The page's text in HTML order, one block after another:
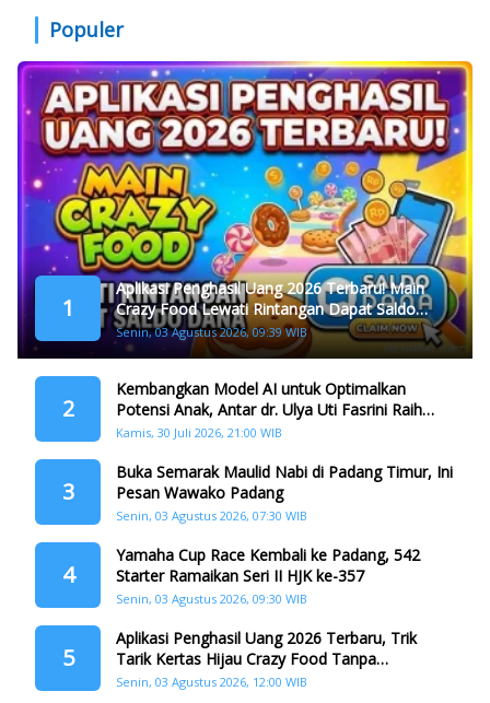
Populer
1
Aplikasi Penghasil Uang 2026 Terbaru! Main
Crazy Food Lewati Rintangan Dapat Saldo
Dana
Senin, 03 Agustus 2026, 09:39 WIB
2
Kembangkan Model AI untuk Optimalkan
Potensi Anak, Antar dr. Ulya Uti Fasrini Raih
Gelar Doktor
Kamis, 30 Juli 2026, 21:00 WIB
3
Buka Semarak Maulid Nabi di Padang Timur, Ini
Pesan Wawako Padang
Senin, 03 Agustus 2026, 07:30 WIB
4
Yamaha Cup Race Kembali ke Padang, 542
Starter Ramaikan Seri II HJK ke-357
Senin, 03 Agustus 2026, 09:30 WIB
5
Aplikasi Penghasil Uang 2026 Terbaru, Trik
Tarik Kertas Hijau Crazy Food Tanpa
Penggandaan
Senin, 03 Agustus 2026, 12:00 WIB